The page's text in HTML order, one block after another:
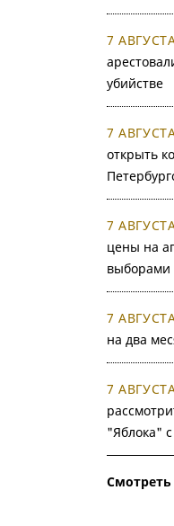
7
убийстве
7
открыть
7
цены на
выборами
7
на два
7
"Яблока"